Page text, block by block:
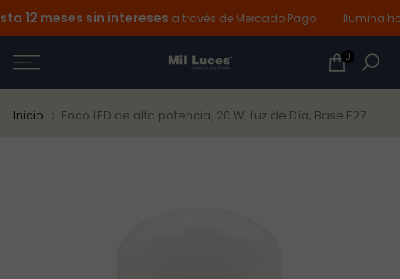
Ir
al
contenido
12 meses sin interesesa través de Mercado Pago Ilumina
0
Inicio Foco LED de alta potencia, 20 W, Luz de Día, Base E27